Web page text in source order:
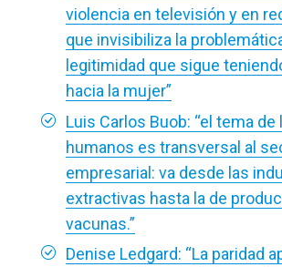
violencia en televisión y en
que invisibiliza la
legitimidad que sigue
hacia la mujer”
Luis Carlos Buob: “el tema
humanos es transversal al
empresarial: va desde las
extractivas hasta la de
vacunas.”
Denise Ledgard: “La paridad